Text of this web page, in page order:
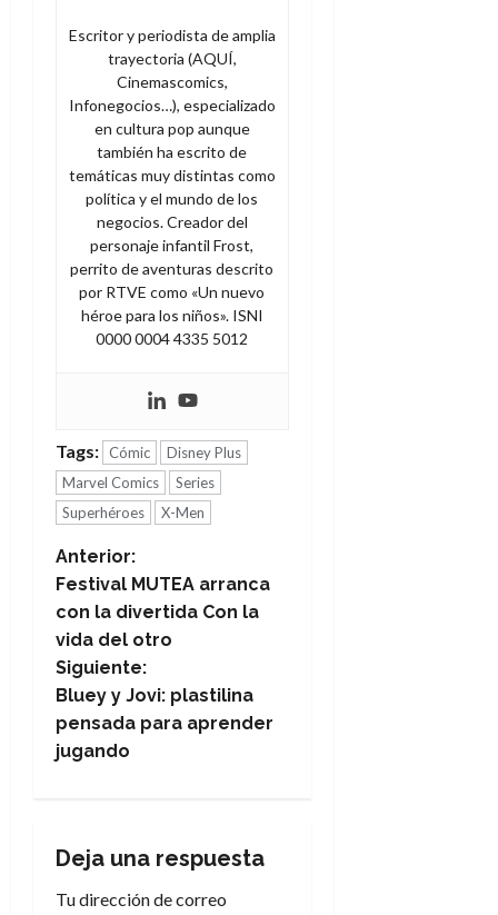
Escritor y periodista de amplia
trayectoria (AQUÍ,
Cinemascomics,
Infonegocios…), especializado
en cultura pop aunque
también ha escrito de
temáticas muy distintas como
política y el mundo de los
negocios. Creador del
personaje infantil Frost,
perrito de aventuras descrito
por RTVE como «Un nuevo
héroe para los niños». ISNI
0000 0004 4335 5012
Tags: Cómic
Disney Plus
Marvel Comics
Series
Superhéroes
X-Men
N
a
v
e
g
c
i
Anterior:
Festival MUTEA arranca
con la divertida Con la
vida del otro
Siguiente:
Bluey y Jovi: plastilina
pensada para aprender
jugando
Deja una respuesta
Tu dirección de correo